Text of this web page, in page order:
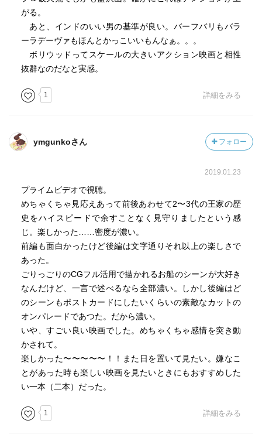
がる。
あと、インドのいい男の基準が良い。バーフバリもバラ
ーラデーヴァもほんとかっこいいもんなぁ。。。
ボリウッドってスケールの大きいアクション映画と相性
抜群なのだなと実感。
1 詳細をみる
ymgunkoさん フォロー
2019.01.23
プライムビデオで視聴。
めちゃくちゃ見応えあって前後あわせて2〜3代の王家の歴
史をハイスピードで余すことなく見守りましたという感
じ。楽しかった……密度が濃い。
前編も面白かったけど後編は文字通りそれ以上の楽しさで
あった。
ごりっごりのCGフル活用で描かれるお船のシーンが大好き
なんだけど、一言で述べるなら全部濃い。しかし後編はど
のシーンもポストカードにしたいくらいの素敵なカットの
オンパレードであつた。だから濃い。
いや、すごい良い映画でした。めちゃくちゃ感情を突き動
かされて。
楽しかった〜〜〜〜〜！！また日を置いて見たい。嫌なこ
とがあった時も楽しい映画を見たいときにもおすすめした
い一本（二本）だった。
1 詳細をみる